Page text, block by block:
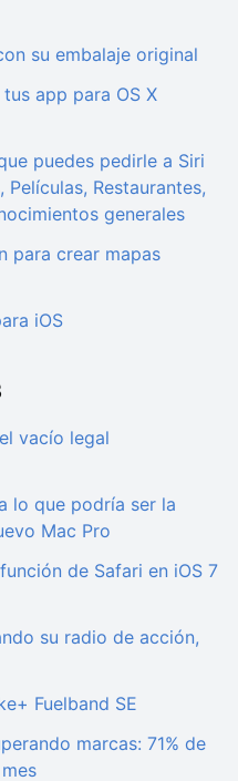
su embalaje original
app para OS X
puedes pedirle a Siri
Restaurantes,
generales
para crear mapas
iOS
vacío legal
lo que podría ser la
Mac Pro
de Safari en iOS 7
su radio de acción,
Fuelband SE
marcas: 71% de